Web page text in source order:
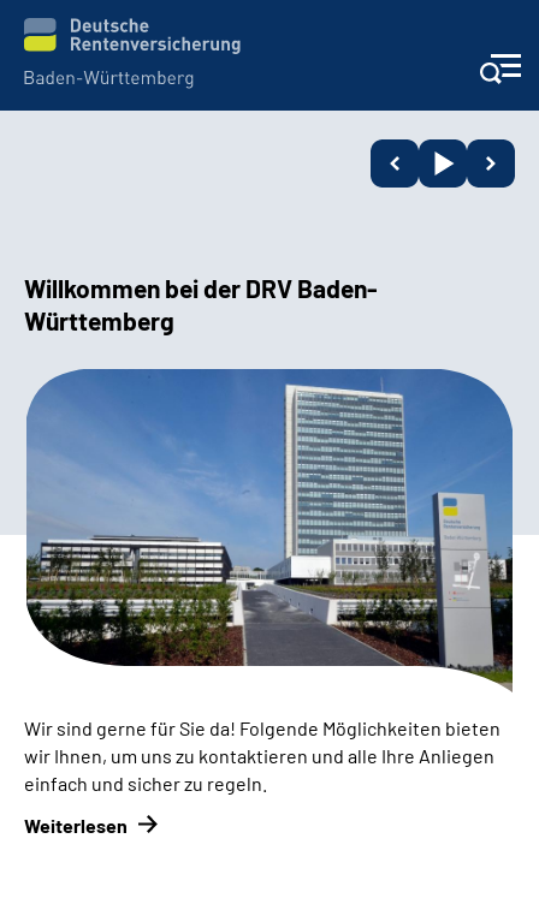
Online-Services
Inhalte in Gebärdensprache (DGS)
Leichte Sprache
Mein Kundenportal
Willkommen bei der DRV Baden-
Württemberg
Wir sind gerne für Sie da! Folgende Möglichkeiten bieten
wir Ihnen, um uns zu kontaktieren und alle Ihre Anliegen
einfach und sicher zu regeln.
Weiterlesen